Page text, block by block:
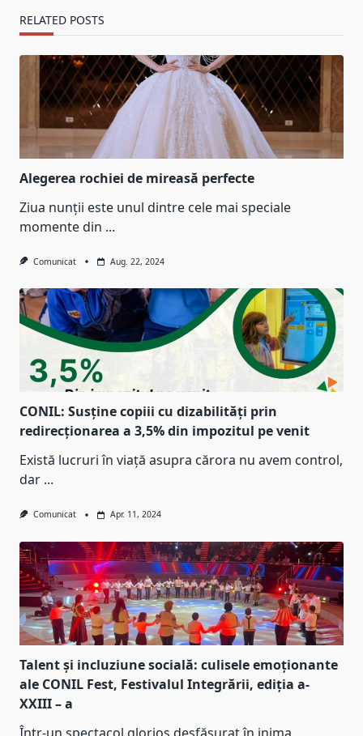
RELATED POSTS
Alegerea rochiei de mireasă perfecte
Ziua nunții este unul dintre cele mai speciale
momente din ...
Comunicat Aug. 22, 2024
CONIL: Susține copiii cu dizabilități prin
redirecționarea a 3,5% din impozitul pe venit
Există lucruri în viață asupra cărora nu avem control,
dar ...
Comunicat Apr. 11, 2024
Talent și incluziune socială: culisele emoționante
ale CONIL Fest, Festivalul Integrării, ediția a-
XXIII – a